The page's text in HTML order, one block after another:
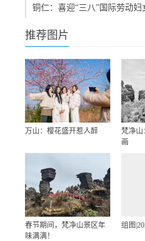
铜仁：喜迎“三八”国际劳动妇
推荐图片
万山：樱花盛开惹人醉
梵净山
画
春节期间，梵净山景区年
味满满！
组图